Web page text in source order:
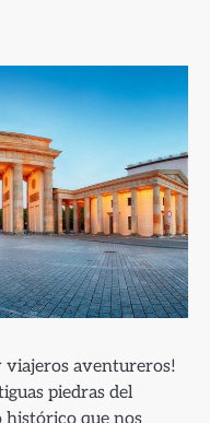
viajeros aventureros!
piedras del
histórico que nos